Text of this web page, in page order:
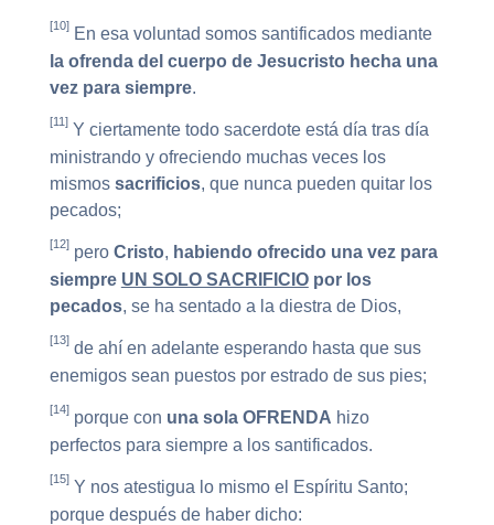
[10] En esa voluntad somos santificados mediante
la ofrenda del cuerpo de Jesucristo hecha una
vez para siempre.
[11] Y ciertamente todo sacerdote está día tras día
ministrando y ofreciendo muchas veces los
mismos sacrificios, que nunca pueden quitar los
pecados;
[12] pero Cristo, habiendo ofrecido una vez para
siempre UN SOLO SACRIFICIOpor los
pecados, se ha sentado a la diestra de Dios,
[13] de ahí en adelante esperando hasta que sus
enemigos sean puestos por estrado de sus pies;
[14] porque con una sola OFRENDA hizo
perfectos para siempre a los santificados.
[15] Y nos atestigua lo mismo el Espíritu Santo;
porque después de haber dicho: